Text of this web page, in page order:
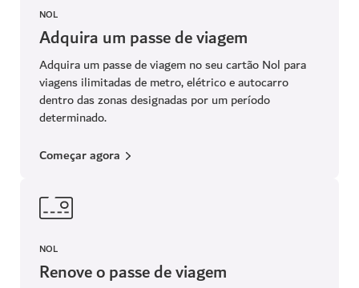
NOL
Adquira um passe de viagem
Adquira um passe de viagem no seu cartão Nol para
viagens ilimitadas de metro, elétrico e autocarro
dentro das zonas designadas por um período
determinado.
Começar agora
NOL
Renove o passe de viagem